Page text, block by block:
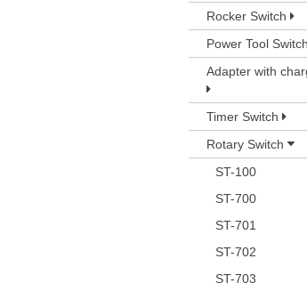
Rocker Switch
Power Tool Switch
Adapter with
Timer Switch
Rotary Switch
ST-100
ST-700
ST-701
ST-702
ST-703